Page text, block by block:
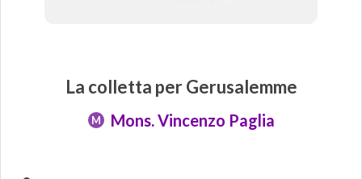
La colletta per Gerusalemme
M Mons. Vincenzo Paglia